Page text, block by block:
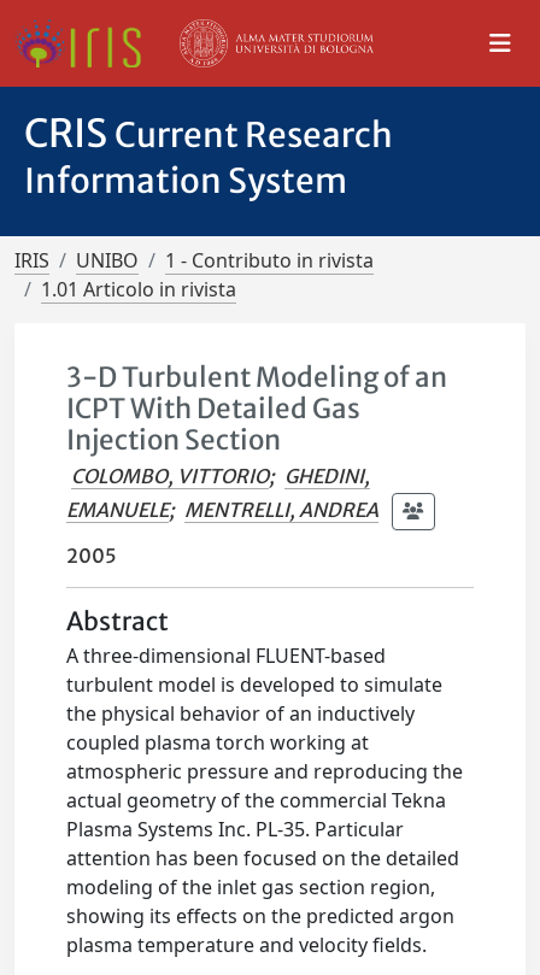
CRIS Current Research
Information System
IRIS UNIBO
1 - Contributo in rivista
1.01 Articolo in rivista
3-D Turbulent Modeling of an
ICPT With Detailed Gas
Injection Section
COLOMBO, VITTORIO; GHEDINI,
EMANUELE; MENTRELLI, ANDREA
2005
Abstract
A three-dimensional FLUENT-based
turbulent model is developed to simulate
the physical behavior of an inductively
coupled plasma torch working at
atmospheric pressure and reproducing the
actual geometry of the commercial Tekna
Plasma Systems Inc. PL-35. Particular
attention has been focused on the detailed
modeling of the inlet gas section region,
showing its effects on the predicted argon
plasma temperature and velocity fields.